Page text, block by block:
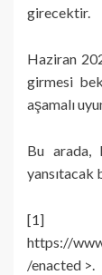
girecektir.
Haziran
girmesi
aşamalı
Bu arada,
yansıtacak
https://
/enacted >.